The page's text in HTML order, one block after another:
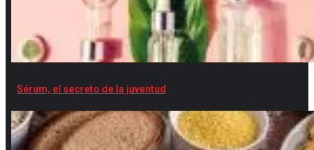
Sérum, el secreto de la juventud